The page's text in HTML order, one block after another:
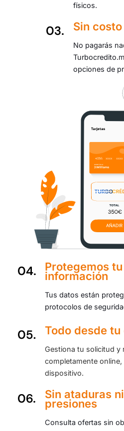
físicos.
Sin
No pagarás
opciones de
Protegemos tu
información
Tus datos están
protocolos de
Todo desde
Gestiona tu solicitud y
completamente
dispositivo.
Sin ataduras ni
presiones
Consulta ofertas sin